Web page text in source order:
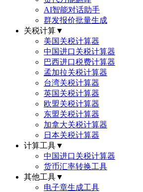
AI智能对话助手
群发报价批量生成
关税计算▼
美国关税计算器
中国进口关税计算器
巴西进口税费计算器
孟加拉关税计算器
台湾关税计算器
英国关税计算器
欧盟关税计算器
东盟关税计算器
加拿大关税计算器
日本关税计算器
计算工具▼
中国进口关税计算器
货币汇率转换工具
其他工具▼
电子章生成工具